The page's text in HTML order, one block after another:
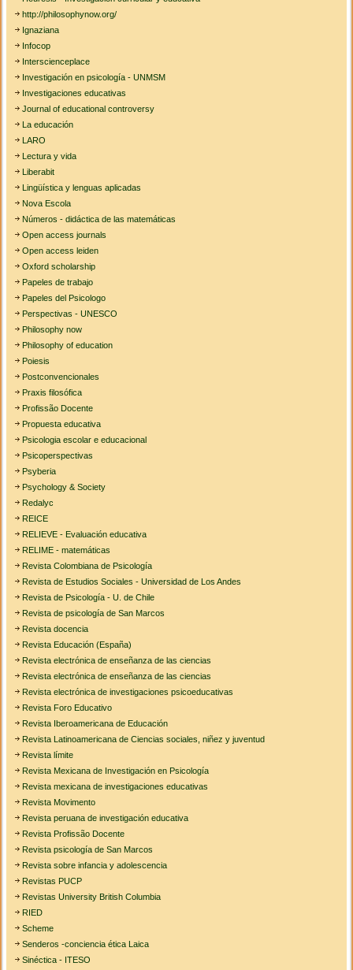
http://philosophynow.org/
Ignaziana
Infocop
Interscienceplace
Investigación en psicología - UNMSM
Investigaciones educativas
Journal of educational controversy
La educación
LARO
Lectura y vida
Liberabit
Lingüística y lenguas aplicadas
Nova Escola
Números - didáctica de las matemáticas
Open access journals
Open access leiden
Oxford scholarship
Papeles de trabajo
Papeles del Psicologo
Perspectivas - UNESCO
Philosophy now
Philosophy of education
Poiesis
Postconvencionales
Praxis filosófica
Profissão Docente
Propuesta educativa
Psicologia escolar e educacional
Psicoperspectivas
Psyberia
Psychology & Society
Redalyc
REICE
RELIEVE - Evaluación educativa
RELIME - matemáticas
Revista Colombiana de Psicología
Revista de Estudios Sociales - Universidad de Los Andes
Revista de Psicología - U. de Chile
Revista de psicología de San Marcos
Revista docencia
Revista Educación (España)
Revista electrónica de enseñanza de las ciencias
Revista electrónica de enseñanza de las ciencias
Revista electrónica de investigaciones psicoeducativas
Revista Foro Educativo
Revista Iberoamericana de Educación
Revista Latinoamericana de Ciencias sociales, niñez y juventud
Revista límite
Revista Mexicana de Investigación en Psicología
Revista mexicana de investigaciones educativas
Revista Movimento
Revista peruana de investigación educativa
Revista Profissão Docente
Revista psicología de San Marcos
Revista sobre infancia y adolescencia
Revistas PUCP
Revistas University British Columbia
RIED
Scheme
Senderos -conciencia ética Laica
Sinéctica - ITESO